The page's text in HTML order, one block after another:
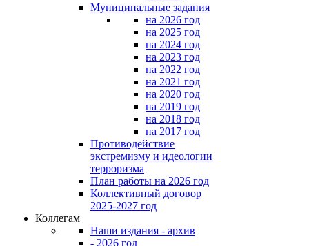
Муниципальные задания
на 2026 год
на 2025 год
на 2024 год
на 2023 год
на 2022 год
на 2021 год
на 2020 год
на 2019 год
на 2018 год
на 2017 год
Противодействие
экстремизму и идеологии
терроризма
План работы на 2026 год
Коллективный договор
2025-2027 год
Коллегам
Наши издания - архив
- 2026 год